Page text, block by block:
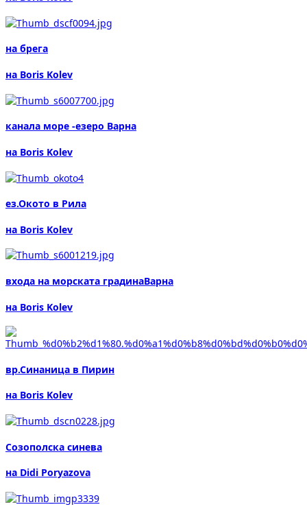
на брега
на Boris Kolev
канала море -езеро Варна
на Boris Kolev
ез.Окото в Рила
на Boris Kolev
входа на морската градинаВарна
на Boris Kolev
вр.Синаница в Пирин
на Boris Kolev
Созополска синева
на Didi Poryazova